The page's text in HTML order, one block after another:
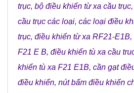
trục, bộ điều khiển từ xa cầu trục,
cầu trục các loại, các loại điều
trục, điều khiển từ xa RF21-E1B,
F21 E B, điều khiển tù xa cầu
khiển tù xa F21 E1B, cần gạt
điều khiển, nút bấm điều khiển